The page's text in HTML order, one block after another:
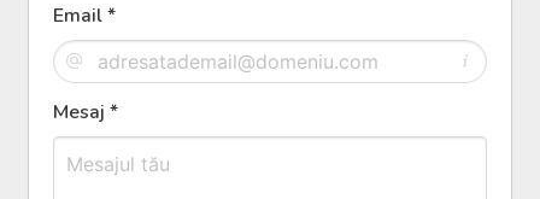
Email *
Mesaj *